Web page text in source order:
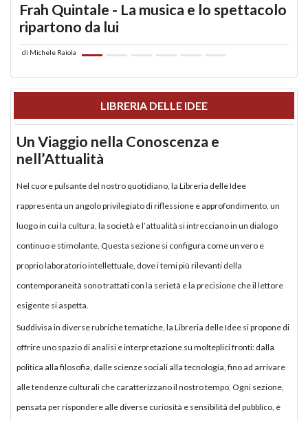
Frah Quintale - La musica e lo spettacolo
ripartono da lui
di Michele Raiola
LIBRERIA DELLE IDEE
Un Viaggio nella Conoscenza e
nell’Attualità
Nel cuore pulsante del nostro quotidiano, la Libreria delle Idee
rappresenta un angolo privilegiato di riflessione e approfondimento, un
luogo in cui la cultura, la società e l’attualità si intrecciano in un dialogo
continuo e stimolante. Questa sezione si configura come un vero e
proprio laboratorio intellettuale, dove i temi più rilevanti della
contemporaneità sono trattati con la serietà e la precisione che il lettore
esigente si aspetta.
Suddivisa in diverse rubriche tematiche, la Libreria delle Idee si propone di
offrire uno spazio di analisi e interpretazione su molteplici fronti: dalla
politica alla filosofia, dalle scienze sociali alla tecnologia, fino ad arrivare
alle tendenze culturali che caratterizzano il nostro tempo. Ogni sezione,
pensata per rispondere alle diverse curiosità e sensibilità del pubblico, è